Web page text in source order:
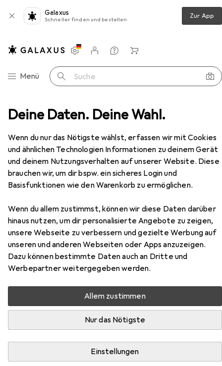
Deine Daten. Deine Wahl.
Wenn du nur das Nötigste wählst, erfassen wir mit Cookies
und ähnlichen Technologien Informationen zu deinem Gerät
und deinem Nutzungsverhalten auf unserer Website. Diese
brauchen wir, um dir bspw. ein sicheres Login und
Basisfunktionen wie den Warenkorb zu ermöglichen.
Wenn du allem zustimmst, können wir diese Daten darüber
hinaus nutzen, um dir personalisierte Angebote zu zeigen,
unsere Webseite zu verbessern und gezielte Werbung auf
unseren und anderen Webseiten oder Apps anzuzeigen.
Dazu können bestimmte Daten auch an Dritte und
Werbepartner weitergegeben werden.
Allem zustimmen
Nur das Nötigste
Einstellungen
Galaxus
Schneller finden und bestellen Zur App
Navigation nach Kategorien
Menü Suche
Einstellungen
Kundenkonto
Vergleichslisten
Merklisten
Warenkorb
Netzwerk Netzwerkkamera Arlo Go 2
EUR
243,67
ArloGo 2
1920 x 1080 Pixels
Zubehör für Arlo Go 2
Hier findest du passendes Zubehör zum Produkt Arlo Go 2
aus den Kategorien Netzwerkkamera Zubehör und
Speicherkarte.
Relevanz
Produktliste
EUR
56,10